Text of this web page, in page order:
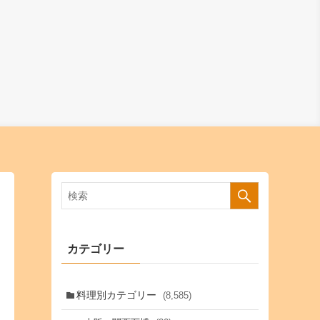
カテゴリー
料理別カテゴリー (8,585)